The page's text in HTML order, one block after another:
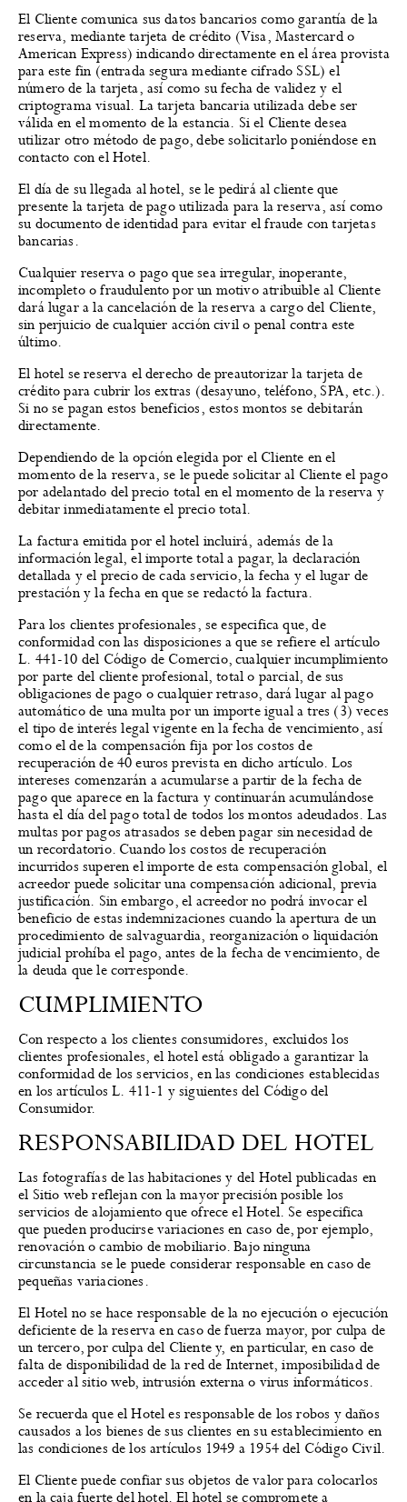
El Cliente comunica sus datos bancarios como garantía de la
reserva, mediante tarjeta de crédito (Visa, Mastercard o
American Express) indicando directamente en el área provista
para este fin (entrada segura mediante cifrado SSL) el
número de la tarjeta, así como su fecha de validez y el
criptograma visual. La tarjeta bancaria utilizada debe ser
válida en el momento de la estancia. Si el Cliente desea
utilizar otro método de pago, debe solicitarlo poniéndose en
contacto con el Hotel.
El día de su llegada al hotel, se le pedirá al cliente que
presente la tarjeta de pago utilizada para la reserva, así como
su documento de identidad para evitar el fraude con tarjetas
bancarias.
Cualquier reserva o pago que sea irregular, inoperante,
incompleto o fraudulento por un motivo atribuible al Cliente
dará lugar a la cancelación de la reserva a cargo del Cliente,
sin perjuicio de cualquier acción civil o penal contra este
último.
El hotel se reserva el derecho de preautorizar la tarjeta de
crédito para cubrir los extras (desayuno, teléfono, SPA, etc.).
Si no se pagan estos beneficios, estos montos se debitarán
directamente.
Dependiendo de la opción elegida por el Cliente en el
momento de la reserva, se le puede solicitar al Cliente el pago
por adelantado del precio total en el momento de la reserva y
debitar inmediatamente el precio total.
La factura emitida por el hotel incluirá, además de la
información legal, el importe total a pagar, la declaración
detallada y el precio de cada servicio, la fecha y el lugar de
prestación y la fecha en que se redactó la factura.
Para los clientes profesionales, se especifica que, de
conformidad con las disposiciones a que se refiere el artículo
L. 441-10 del Código de Comercio, cualquier incumplimiento
por parte del cliente profesional, total o parcial, de sus
obligaciones de pago o cualquier retraso, dará lugar al pago
automático de una multa por un importe igual a tres (3) veces
el tipo de interés legal vigente en la fecha de vencimiento, así
como el de la compensación fija por los costos de
recuperación de 40 euros prevista en dicho artículo. Los
intereses comenzarán a acumularse a partir de la fecha de
pago que aparece en la factura y continuarán acumulándose
hasta el día del pago total de todos los montos adeudados. Las
multas por pagos atrasados se deben pagar sin necesidad de
un recordatorio. Cuando los costos de recuperación
incurridos superen el importe de esta compensación global, el
acreedor puede solicitar una compensación adicional, previa
justificación. Sin embargo, el acreedor no podrá invocar el
beneficio de estas indemnizaciones cuando la apertura de un
procedimiento de salvaguardia, reorganización o liquidación
judicial prohíba el pago, antes de la fecha de vencimiento, de
la deuda que le corresponde.
CUMPLIMIENTO
Con respecto a los clientes consumidores, excluidos los
clientes profesionales, el hotel está obligado a garantizar la
conformidad de los servicios, en las condiciones establecidas
en los artículos L. 411-1 y siguientes del Código del
Consumidor.
RESPONSABILIDAD DEL HOTEL
Las fotografías de las habitaciones y del Hotel publicadas en
el Sitio web reflejan con la mayor precisión posible los
servicios de alojamiento que ofrece el Hotel. Se especifica
que pueden producirse variaciones en caso de, por ejemplo,
renovación o cambio de mobiliario. Bajo ninguna
circunstancia se le puede considerar responsable en caso de
pequeñas variaciones.
El Hotel no se hace responsable de la no ejecución o ejecución
deficiente de la reserva en caso de fuerza mayor, por culpa de
un tercero, por culpa del Cliente y, en particular, en caso de
falta de disponibilidad de la red de Internet, imposibilidad de
acceder al sitio web, intrusión externa o virus informáticos.
Se recuerda que el Hotel es responsable de los robos y daños
causados a los bienes de sus clientes en su establecimiento en
las condiciones de los artículos 1949 a 1954 del Código Civil.
El Cliente puede confiar sus objetos de valor para colocarlos
en la caja fuerte del hotel. El hotel se compromete a